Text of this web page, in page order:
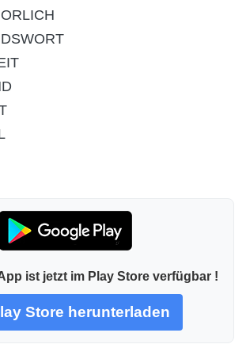
ist jetzt im Play Store verfügbar !
Store herunterladen